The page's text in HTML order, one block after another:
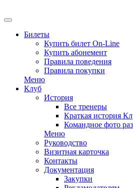
Билеты
Купить билет On-Line
Купить абонемент
Правила поведения
Правила покупки
Меню
Клуб
История
Все тренеры
Краткая история
Командное фото
Меню
Руководство
Визитная карточка
Контакты
Документация
Закупки